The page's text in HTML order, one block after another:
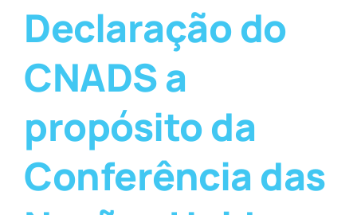
Declaração do
CNADS a
propósito da
Conferência das